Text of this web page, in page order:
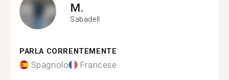
M.
Sabadell
PARLA CORRENTEMENTE
Spagnolo Francese